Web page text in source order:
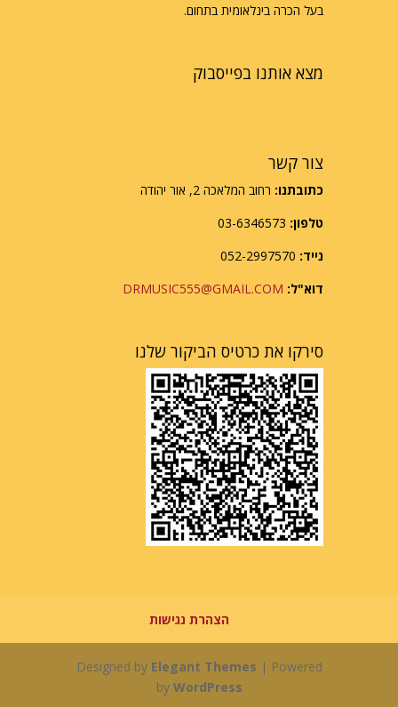
בעל הכרה בינלאומית בתחום.
מצא אותנו בפייסבוק
צור קשר
כתובתנו: רחוב המלאכה 2, אור יהודה
טלפון:
נייד:
דוא"ל: DRMUSIC555@GMAIL.COM
סירקו את כרטיס הביקור שלנו
הצהרת נגישות
Designed by Elegant Themes | Powered
by WordPress